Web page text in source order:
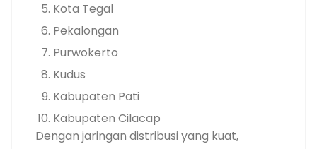
Kota Tegal
Pekalongan
Purwokerto
Kudus
Kabupaten Pati
Kabupaten Cilacap
Dengan jaringan distribusi yang kuat,